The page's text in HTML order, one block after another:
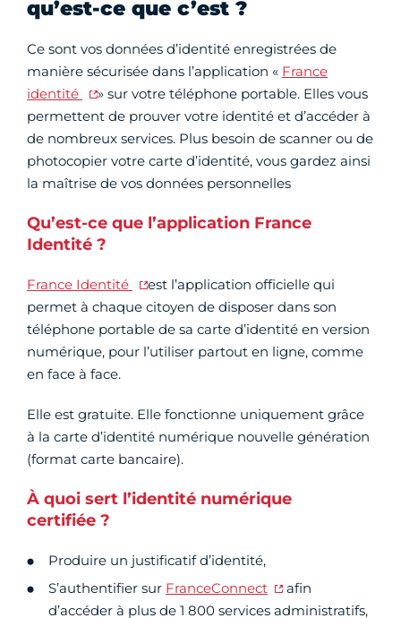
qu’est-ce que c’est ?
Ce sont vos données d’identité enregistrées de
manière sécurisée dans l’application « France
identité
» sur votre téléphone portable. Elles vous
permettent de prouver votre identité et d’accéder à
de nombreux services. Plus besoin de scanner ou de
photocopier votre carte d’identité, vous gardez ainsi
la maîtrise de vos données personnelles
Qu’est-ce que l’application France
Identité ?
France Identité
est l’application officielle qui
permet à chaque citoyen de disposer dans son
téléphone portable de sa carte d’identité en version
numérique, pour l’utiliser partout en ligne, comme
en face à face.
Elle est gratuite. Elle fonctionne uniquement grâce
à la carte d’identité numérique nouvelle génération
(format carte bancaire).
À quoi sert l’identité numérique
certifiée ?
Produire un justificatif d’identité,
S’authentifier sur FranceConnect
afin
d’accéder à plus de 1 800 services administratifs,